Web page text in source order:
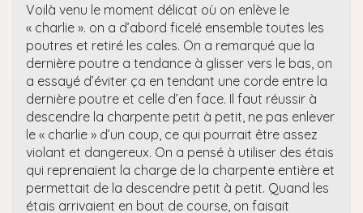
Voilà venu le moment délicat où on enlève le
« charlie ». on a d’abord ficelé ensemble toutes les
poutres et retiré les cales. On a remarqué que la
dernière poutre a tendance à glisser vers le bas, on
a essayé d’éviter ça en tendant une corde entre la
dernière poutre et celle d’en face. Il faut réussir à
descendre la charpente petit à petit, ne pas enlever
le « charlie » d’un coup, ce qui pourrait être assez
violant et dangereux. On a pensé à utiliser des étais
qui reprenaient la charge de la charpente entière et
permettait de la descendre petit à petit. Quand les
étais arrivaient en bout de course, on faisait